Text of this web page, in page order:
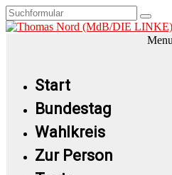
Menu
Start
Bundestag
Wahlkreis
Zur Person